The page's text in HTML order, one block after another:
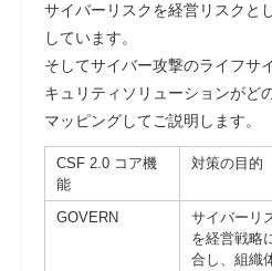
サイバーリスクを経営リスクと
しています。
そしてサイバー攻撃のライフサ
キュリティソリューションがど
マッピングしてご説明します。
CSF 2.0 コア機
能
対策の目的
GOVERN
サイバーリ
を経営戦略
合し、組織